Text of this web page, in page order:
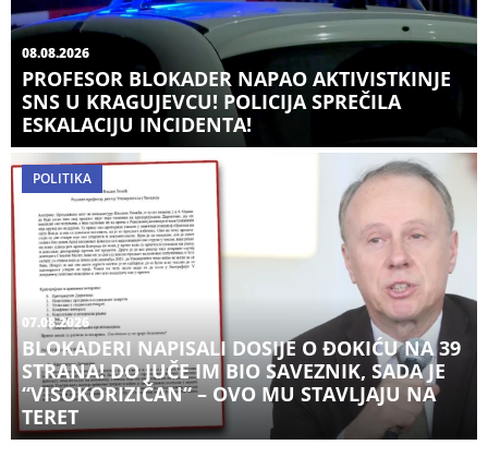
08.08.2026
PROFESOR BLOKADER NAPAO AKTIVISTKINJE
SNS U KRAGUJEVCU! POLICIJA SPREČILA
ESKALACIJU INCIDENTA!
POLITIKA
07.08.2026
BLOKADERI NAPISALI DOSIJE O ĐOKIĆU NA 39
STRANA! DO JUČE IM BIO SAVEZNIK, SADA JE
“VISOKORIZIČAN“ – OVO MU STAVLJAJU NA
TERET